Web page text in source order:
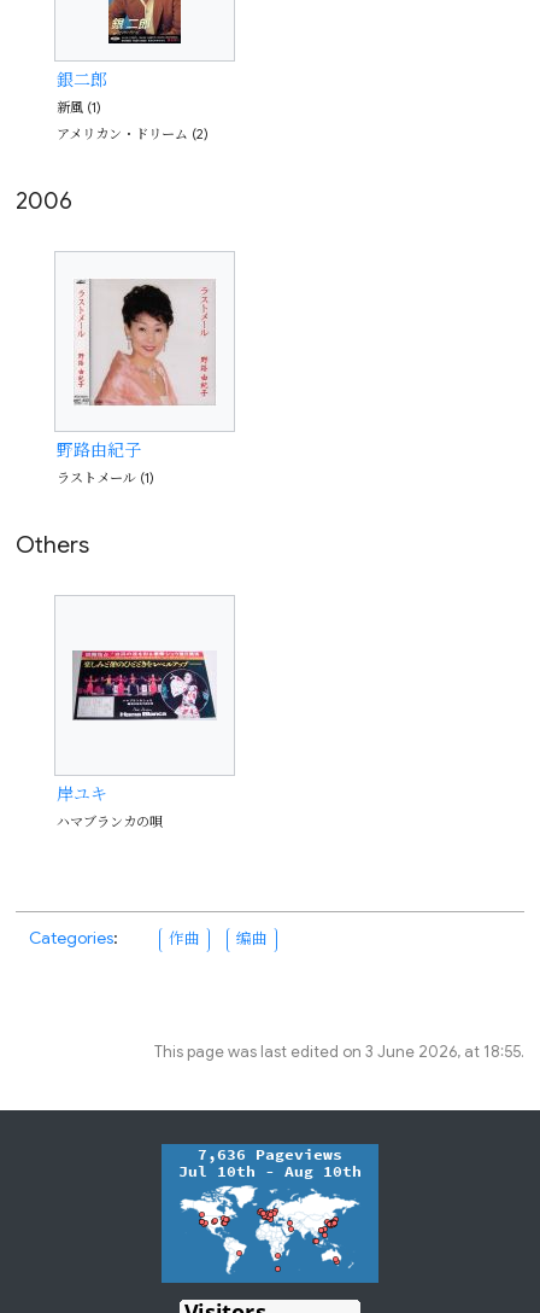
銀二郎
新風 (1)
アメリカン・ドリーム (2)
2006
野路由紀子
ラストメール (1)
Others
岸ユキ
ハマブランカの唄
Categories: 作曲 编曲
This page was last edited on 3 June 2026, at 18:55.